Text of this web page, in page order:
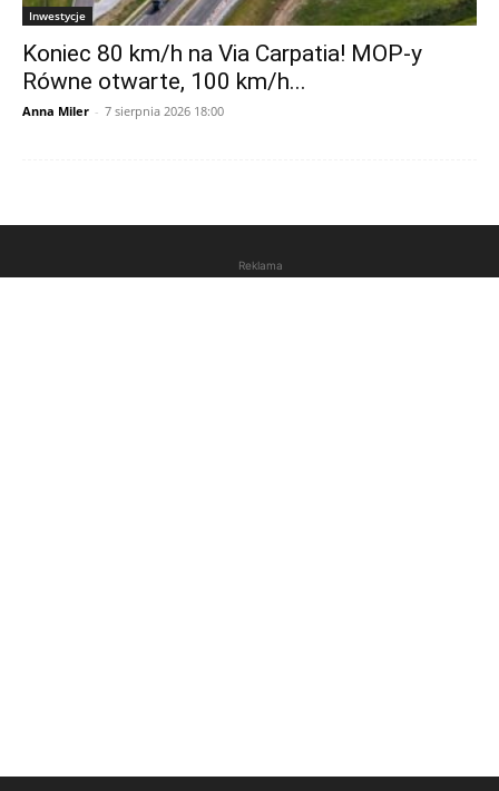
Inwestycje
Koniec 80 km/h na Via Carpatia! MOP-y
Równe otwarte, 100 km/h...
Anna Miler - 7 sierpnia 2026 18:00
Reklama